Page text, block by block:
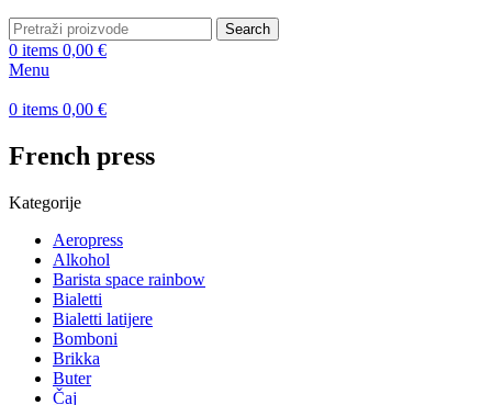
Search
0 items 0,00 €
Menu
0 items 0,00 €
French press
Kategorije
Aeropress
Alkohol
Barista space rainbow
Bialetti
Bialetti latijere
Bomboni
Brikka
Buter
Čaj